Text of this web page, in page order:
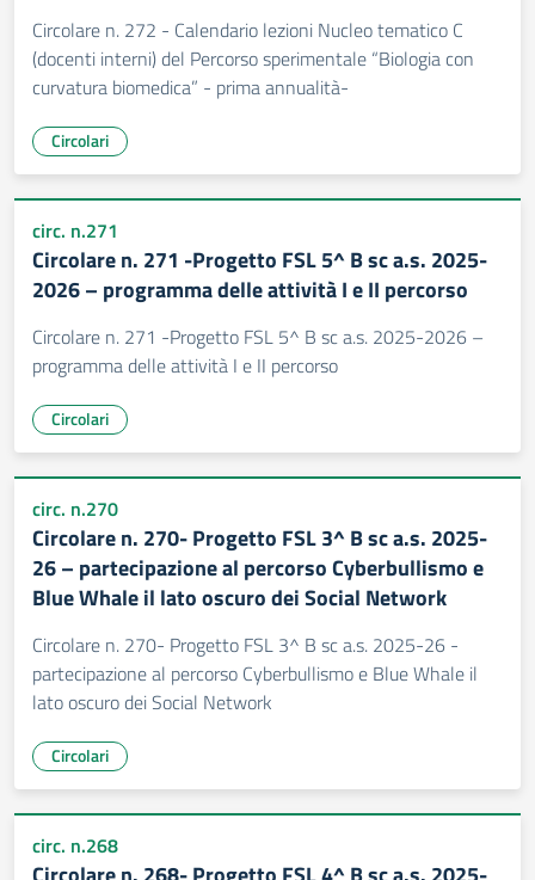
Circolare n. 272 - Calendario lezioni Nucleo tematico C
(docenti interni) del Percorso sperimentale “Biologia con
curvatura biomedica” - prima annualità-
Circolari
circ. n.271
Circolare n. 271 -Progetto FSL 5^ B sc a.s. 2025-
2026 – programma delle attività I e II percorso
Circolare n. 271 -Progetto FSL 5^ B sc a.s. 2025-2026 –
programma delle attività I e II percorso
Circolari
circ. n.270
Circolare n. 270- Progetto FSL 3^ B sc a.s. 2025-
26 – partecipazione al percorso Cyberbullismo e
Blue Whale il lato oscuro dei Social Network
Circolare n. 270- Progetto FSL 3^ B sc a.s. 2025-26 -
partecipazione al percorso Cyberbullismo e Blue Whale il
lato oscuro dei Social Network
Circolari
circ. n.268